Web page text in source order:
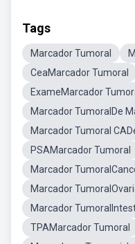
Tags
Marcador Tumoral
CeaMarcador Tumoral
ExameMarcador
Marcador TumoralDe
Marcador Tumoral
PSAMarcador Tumoral
Marcador
Marcador
Marcador
TPAMarcador Tumoral